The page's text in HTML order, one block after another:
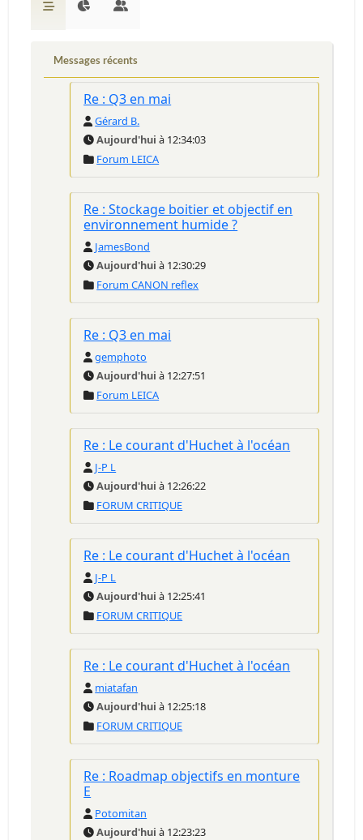
Messages récents
Re : Q3 en mai
Gérard B.
Aujourd'hui à 12:34:03
Forum LEICA
Re : Stockage boitier et objectif en
environnement humide ?
JamesBond
Aujourd'hui à 12:30:29
Forum CANON reflex
Re : Q3 en mai
gemphoto
Aujourd'hui à 12:27:51
Forum LEICA
Re : Le courant d'Huchet à l'océan
J-P L
Aujourd'hui à 12:26:22
FORUM CRITIQUE
Re : Le courant d'Huchet à l'océan
J-P L
Aujourd'hui à 12:25:41
FORUM CRITIQUE
Re : Le courant d'Huchet à l'océan
miatafan
Aujourd'hui à 12:25:18
FORUM CRITIQUE
Re : Roadmap objectifs en monture
E
Potomitan
Aujourd'hui à 12:23:23